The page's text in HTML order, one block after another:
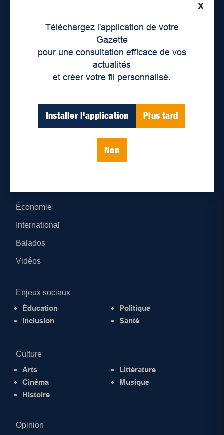
X
Téléchargez l'application de votre
Gazette
pour une consultation efficace de vos
actualités
et créer votre fil personnalisé.
Installer l'application Plus tard
Non
Lieux de distribution
Économie
International
Balados
Vidéos
Enjeux sociaux
Éducation
Inclusion
Politique
Santé
Culture
Arts
Cinéma
Histoire
Littérature
Musique
Opinion